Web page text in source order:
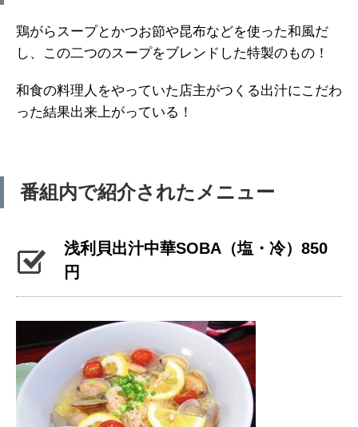
鶏がらスープとかつお節や昆布などを使った和風だ
し、この二つのスープをブレンドした特製のもの！
和食の料理人をやっていた店主がつくる出汁にこだわ
った結果出来上がっている！
番組内で紹介されたメニュー
浅利貝出汁中華SOBA（塩・冷）850
円